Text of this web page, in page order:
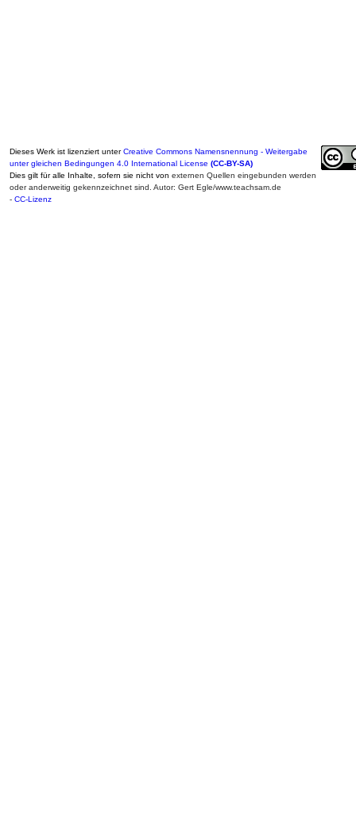
Dieses Werk ist lizenziert unterCreative Commons Namensnennung - Weitergabe
unter gleichen Bedingungen 4.0 International License (CC-BY-SA)
Dies gilt für alle Inhalte, sofern sie nicht von externen Quellen eingebunden werden
oder anderweitig gekennzeichnet sind. Autor: Gert Egle/www.teachsam.de
- CC-Lizenz